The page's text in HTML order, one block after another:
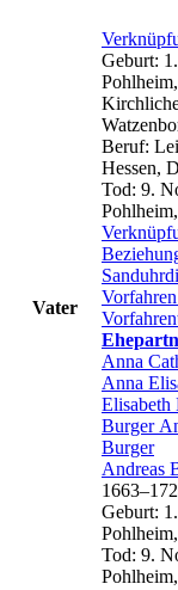
Vater
Geburt:
Beruf:
Hessen,
Tod: 9.
Vorfahren
Anna
Anna
Elisabeth
Burger
Burger
Andreas
1663–
Geburt:
Tod: 9.